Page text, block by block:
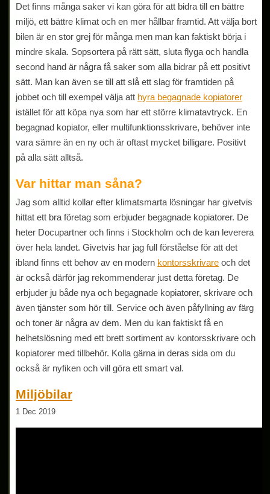
Det finns många saker vi kan göra för att bidra till en bättre
miljö, ett bättre klimat och en mer hållbar framtid. Att välja bort
bilen är en stor grej för många men man kan faktiskt börja i
mindre skala. Sopsortera på rätt sätt, sluta flyga och handla
second hand är några få saker som alla bidrar på ett positivt
sätt. Man kan även se till att slå ett slag för framtiden på
jobbet och till exempel välja att hyra begagnade kopiatorer
istället för att köpa nya som har ett större klimatavtryck. En
begagnad kopiator, eller multifunktionsskrivare, behöver inte
vara sämre än en ny och är oftast mycket billigare. Positivt
på alla sätt alltså.
Var hittar man såna?
Jag som alltid kollar efter klimatsmarta lösningar har givetvis
hittat ett bra företag som erbjuder begagnade kopiatorer. De
heter Docupartner och finns i Stockholm och de kan leverera
över hela landet. Givetvis har jag full förståelse för att det
ibland finns ett behov av en modern kontorsskrivare och det
är också därför jag rekommenderar just detta företag. De
erbjuder ju både nya och begagnade kopiatorer, skrivare och
även tjänster som hör till. Service och även påfyllning av färg
och toner är några av dem. Men du kan faktiskt få en
helhetslösning med ett brett sortiment av kontorsskrivare och
kopiatorer med tillbehör. Kolla gärna in deras sida om du
också är nyfiken och vill göra ett smart val.
Miljöbilar
1 Dec 2019